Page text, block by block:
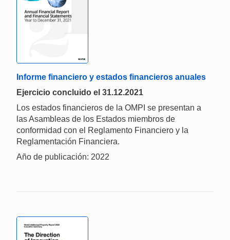
Informe financiero y estados financieros anuales
Ejercicio concluido el 31.12.2021
Los estados financieros de la OMPI se presentan a
las Asambleas de los Estados miembros de
conformidad con el Reglamento Financiero y la
Reglamentación Financiera.
Año de publicación: 2022